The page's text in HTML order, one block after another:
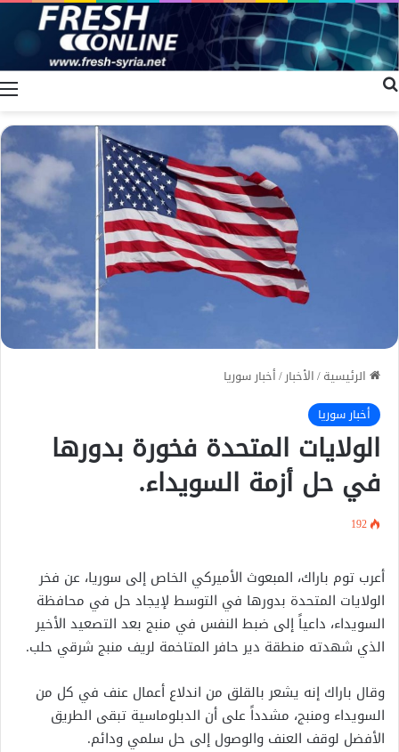
الرئيسية/الأخبار/أخبار سوريا
أخبار سوريا
الولايات المتحدة فخورة بدورها
في حل أزمة السويداء.
192
أعرب توم باراك، المبعوث الأميركي الخاص إلى سوريا، عن فخر
الولايات المتحدة بدورها في التوسط لإيجاد حل في محافظة
السويداء، داعياً إلى ضبط النفس في منبج بعد التصعيد الأخير
الذي شهدته منطقة دير حافر المتاخمة لريف منبج شرقي حلب.
وقال باراك إنه يشعر بالقلق من اندلاع أعمال عنف في كل من
السويداء ومنبج، مشدداً على أن الدبلوماسية تبقى الطريق
الأفضل لوقف العنف والوصول إلى حل سلمي ودائم.